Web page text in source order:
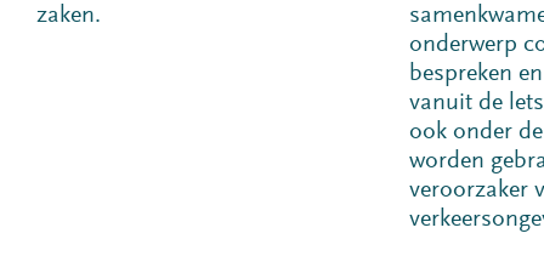
zaken.
onderwerp
bespreken
vanuit de
ook onder
worden
veroorzaker